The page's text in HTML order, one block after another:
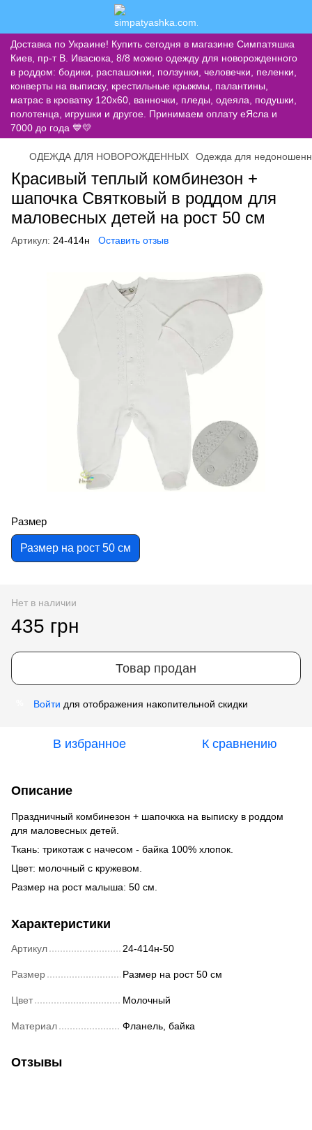
Доставка по Украине! Купить сегодня в магазине Симпатяшка
Киев, пр-т В. Ивасюка, 8/8 можно одежду для новорожденного
в роддом: бодики, распашонки, ползунки, человечки, пеленки,
конверты на выписку, крестильные крыжмы, палантины,
матрас в кроватку 120х60, ванночки, пледы, одеяла, подушки,
полотенца, игрушки и другое. Принимаем оплату еЯсла и
7000 до года 💙💛
ОДЕЖДА ДЛЯ НОВОРОЖДЕННЫХ Одежда для
Красивый теплый комбинезон +
шапочка Святковый в роддом для
маловесных детей на рост 50 см
Артикул: 24-414н Оставить отзыв
Размер
Размер на рост 50 см
Нет в наличии
435 грн
Товар продан
Войти для отображения накопительной скидки
В избранное К сравнению
Описание
Праздничный комбинезон + шапочкка на выписку в роддом
для маловесных детей.
Ткань: трикотаж с начесом - байка 100% хлопок.
Цвет: молочный с кружевом.
Размер на рост малыша: 50 см.
Характеристики
Артикул 24-414н-50
Размер Размер на рост 50 см
Цвет Молочный
Материал Фланель, байка
Отзывы